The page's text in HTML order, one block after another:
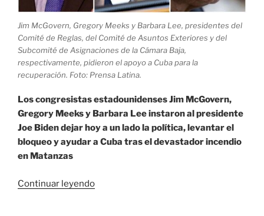
Jim McGovern, Gregory Meeks y Barbara Lee, presidentes del
Comité de Reglas, del Comité de Asuntos Exteriores y del
Subcomité de Asignaciones de la Cámara Baja,
respectivamente, pidieron el apoyo a Cuba para la
recuperación. Foto: Prensa Latina.
Los congresistas estadounidenses Jim McGovern,
Gregory Meeks y Barbara Lee instaron al presidente
Joe Biden dejar hoy a un lado la política, levantar el
bloqueo y ayudar a Cuba tras el devastador incendio
en Matanzas
Continuar leyendo«Congresistas